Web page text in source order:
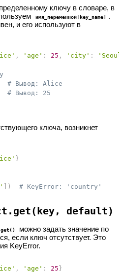
ключу в словаре, в
имя_переменной[key_name] .
и его используют в
, 'age' : 25 , 'city' :
# Вывод: Alice
# Вывод: 25
ключа, возникнет
}
) # KeyError: 'country'
default)
get()
можно задать значение по
если ключ отсутствует. Это
KeyError.
, 'age' : 25 }